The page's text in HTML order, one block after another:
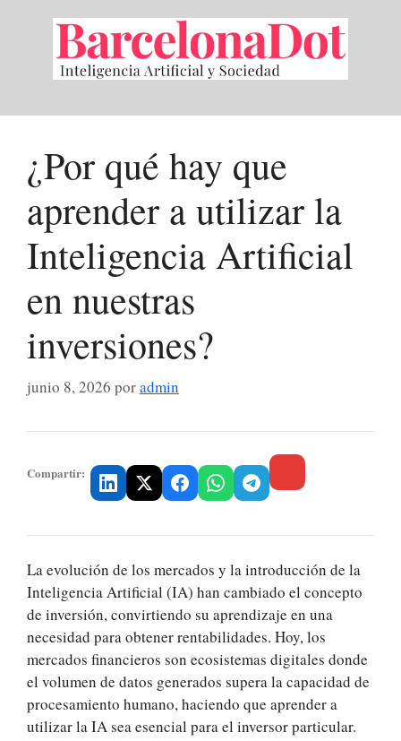
contenido
¿Por qué hay que
aprender a utilizar la
Inteligencia Artificial
en nuestras
inversiones?
junio 8, 2026 poradmin
Compartir:
La evolución de los mercados y la introducción de la
Inteligencia Artificial (IA) han cambiado el concepto
de inversión, convirtiendo su aprendizaje en una
necesidad para obtener rentabilidades. Hoy, los
mercados financieros son ecosistemas digitales donde
el volumen de datos generados supera la capacidad de
procesamiento humano, haciendo que aprender a
utilizar la IA sea esencial para el inversor particular.